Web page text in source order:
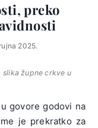
preko
2025.
slika župne crkve u
govore godovi na
je prekratko za